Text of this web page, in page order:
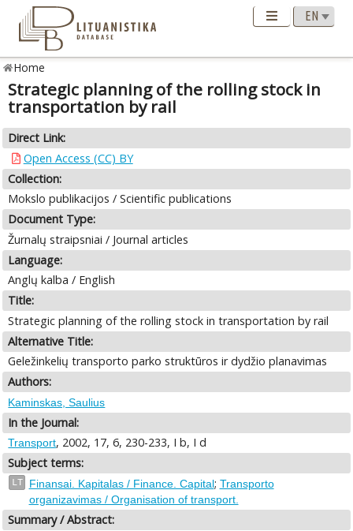
Home
Strategic planning of the rolling stock in
transportation by rail
Direct Link:
Open Access (CC) BY
Collection:
Mokslo publikacijos / Scientific publications
Document Type:
Žurnalų straipsniai / Journal articles
Language:
Anglų kalba / English
Title:
Strategic planning of the rolling stock in transportation by rail
Alternative Title:
Geležinkelių transporto parko struktūros ir dydžio planavimas
Authors:
Kaminskas, Saulius
In the Journal:
Transport, 2002, 17, 6, 230-233, I b, I d
Subject terms:
LT Finansai. Kapitalas / Finance. Capital; Transporto
organizavimas / Organisation of transport.
Summary / Abstract: